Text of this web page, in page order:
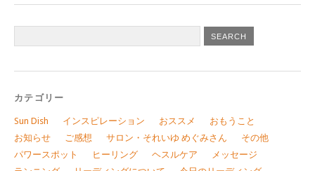
カテゴリー
Sun Dish インスピレーション おススメ
おもうこと
お知らせ
ご感想 サロン・それいゆ めぐみさん
その他
パワースポット
ヒーリング ヘスルケア
メッセージ